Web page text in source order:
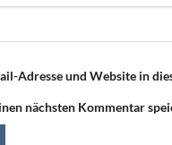
Adresse und Website in
nächsten Kommentar